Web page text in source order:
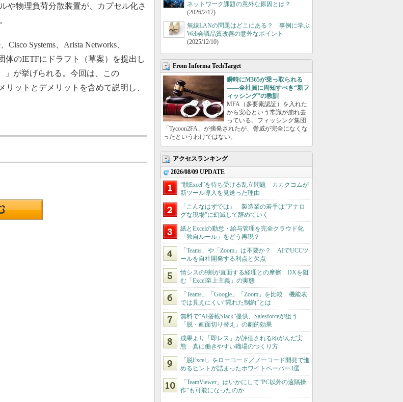
や物理負荷分散装置が、カプセル化さ
Systems、Arista Networks、
体のIETFにドラフト（草案）を提出し
」が挙げられる。今回は、この
ットとデメリットを含めて説明し、
ネットワーク課題の意外な原因とは？
(2026/2/17)
無線LANの問題はどこにある？ 事例に学ぶ
Web会議品質改善の意外なポイント
(2025/12/10)
From Informa TechTarget
瞬時にM365が乗っ取られる
――全社員に周知すべき“新フ
ィッシング”の教訓
MFA（多要素認証）を入れた
から安心という常識が崩れ去
っている。フィッシング集団
「Tycoon2FA」が摘発されたが、脅威が完全になくな
ったというわけではない。
アクセスランキング
2026/08/09 UPDATE
“脱Excel”を待ち受ける乱立問題 カカクコムが
新ツール導入を見送った理由
「こんなはずでは」 製造業の若手は“アナロ
グな現場”に幻滅して辞めていく
紙とExcelの勤怠・給与管理を完全クラウド化
「独自ルール」をどう再現？
「Teams」や「Zoom」は不要か？ AIでUCCツ
ールを自社開発する利点と欠点
情シスの9割が直面する経理との摩擦 DXを阻
む「Excel至上主義」の実態
「Teams」「Google」「Zoom」を比較 機能表
では見えにくい“隠れた制約”とは
無料で“AI搭載Slack”提供、Salesforceが狙う
「脱・画面切り替え」の劇的効果
成果より「即レス」が評価されるゆがんだ実
態 真に働きやすい職場のつくり方
「脱Excel」をローコード／ノーコード開発で進
めるヒントが詰まったホワイトペーパー3選
「TeamViewer」はいかにして“PC以外の遠隔操
作”も可能になったのか